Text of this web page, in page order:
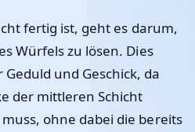
fertig ist, geht es darum,
Würfels zu lösen. Dies
und Geschick, da
der mittleren Schicht
ohne dabei die bereits